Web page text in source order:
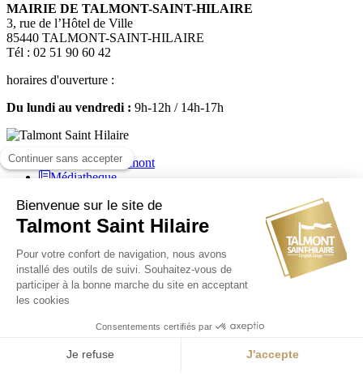
MAIRIE DE TALMONT-SAINT-HILAIRE
3, rue de l’Hôtel de Ville
85440 TALMONT-SAINT-HILAIRE
Tél : 02 51 90 60 42
horaires d'ouverture :
Du lundi au vendredi : 9h-12h / 14h-17h
Médiatheque
Mairie de Talmont Saint Hilaire - Tous droits réservés - 2024
Plan de site-Mentions légales